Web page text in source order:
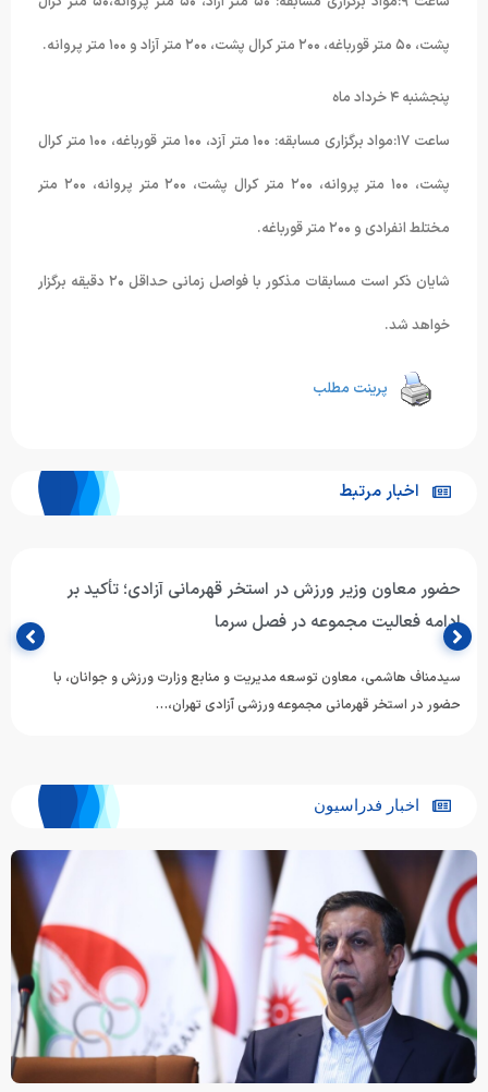
پشت، ۵۰ متر قورباغه، ٢۰۰ متر کرال پشت، ٢۰۰ متر آزاد و ١۰۰ متر پروانه.
پنجشنبه ۴ خرداد ماه
ساعت ١٧:مواد برگزاری مسابقه: ١۰۰ متر آزد، ١۰۰ متر قورباغه، ١۰۰ متر کرال
پشت، ١۰۰ متر پروانه، ٢۰۰ متر کرال پشت، ٢۰۰ متر پروانه، ٢۰۰ متر
مختلط انفرادی و ٢۰۰ متر قورباغه.
شایان ذکر است مسابقات مذکور با فواصل زمانی حداقل ٢۰ دقیقه برگزار
خواهد شد.
پرینت مطلب
اخبار مرتبط
حضور معاون وزیر ورزش در استخر قهرمانی آزادی؛ تأکید بر
ادامه فعالیت مجموعه در فصل سرما
سیدمناف هاشمی، معاون توسعه مدیریت و منابع وزارت ورزش و جوانان، با
حضور در استخر قهرمانی مجموعه ورزشی آزادی تهران،…
اخبار فدراسیون